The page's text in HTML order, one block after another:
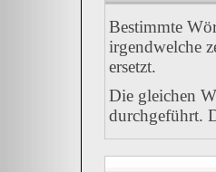
Bestimmte
irgendwelche
ersetzt.
Die gleichen
durchgeführt.